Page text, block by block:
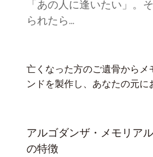
「あの人に逢いたい」。
られたら…
亡くなった方のご遺骨からメ
ンドを製作し、あなたの元に
アルゴダンザ・メモリア
の特徴